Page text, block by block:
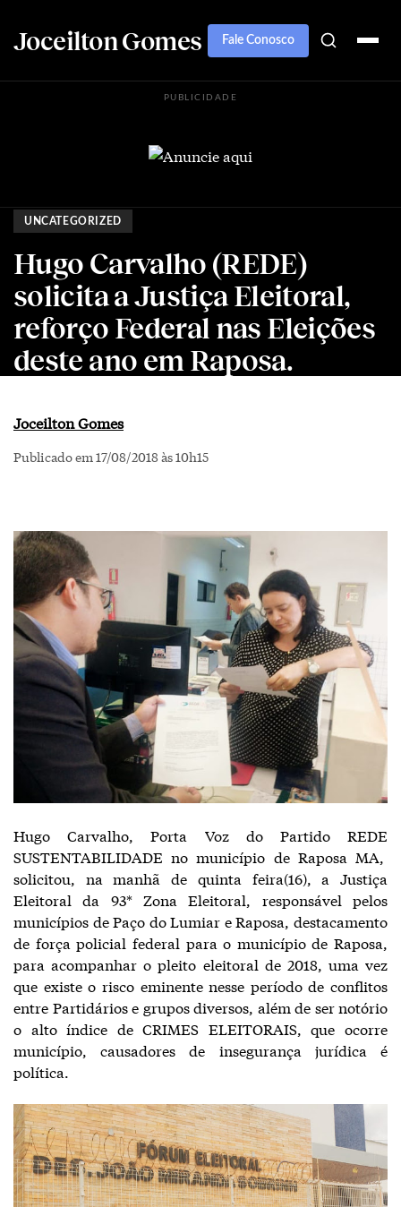
Joceilton Gomes Fale Conosco
PUBLICIDADE
UNCATEGORIZED
Hugo Carvalho (REDE)
solicita a Justiça Eleitoral,
reforço Federal nas Eleições
deste ano em Raposa.
Joceilton Gomes
Publicado em 17/08/2018 às 10h15
Hugo Carvalho, Porta Voz do Partido REDE
SUSTENTABILIDADE no município de Raposa MA,
solicitou, na manhã de quinta feira(16), a Justiça
Eleitoral da 93* Zona Eleitoral, responsável pelos
municípios de Paço do Lumiar e Raposa, destacamento
de força policial federal para o município de Raposa,
para acompanhar o pleito eleitoral de 2018, uma vez
que existe o risco eminente nesse período de conflitos
entre Partidários e grupos diversos, além de ser notório
o alto índice de CRIMES ELEITORAIS, que ocorre
município, causadores de insegurança jurídica é
política.